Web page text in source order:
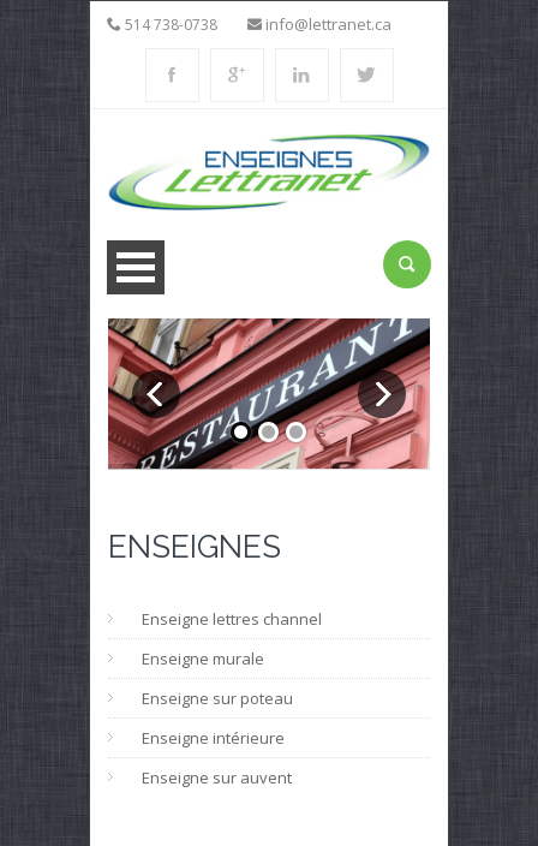
514 738-0738 info@lettranet.ca
ENSEIGNES
Enseigne lettres channel
Enseigne murale
Enseigne sur poteau
Enseigne intérieure
Enseigne sur auvent